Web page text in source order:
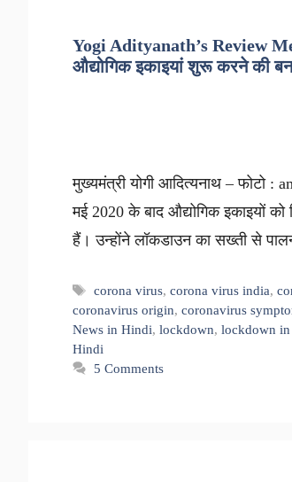
Yogi Adityanath’s Review
औद्योगिक इकाइयां शुरू करने की
मुख्यमंत्री योगी आदित्यनाथ – फोटो
मई 2020 के बाद औद्योगिक इकाइयों
हैं। उन्होंने लॉकडाउन का सख्ती से
Tags
corona virus,corona virus india,
coronavirus origin, coronavirus
News in Hindi, lockdown, lockdown
Hindi
5 Comments